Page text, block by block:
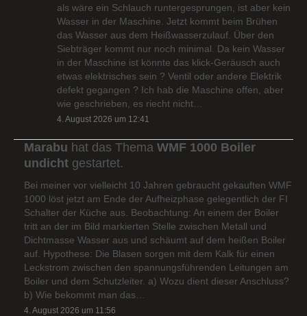
als wäre ein Schlauch runtergesprungen, ist aber kein
Wasser in der Maschine. Jetzt kommt beim Brühen
das Wasser aus dem Heißwasserzulauf. Über den
Siebträger kommt nur noch minimal. Da kein Wasser
in der Maschine ist könnte das klick-Geräusch auch
etwas elektrisches sein ? Ventil oder andere Elektrik
defekt gegangen ? Ich hab die Maschine offen, aber
wie geschrieben, es riecht nicht…
4. August 2026 um 12:41
Marabu hat das Thema WMF 1000 Boiler
undicht gestartet.
Bei meiner vor vielleicht 10 Jahren gebraucht gekauften WMF
1000 löst jetzt am Ende der Aufheizphase gelegentlich der FI
Schalter der Küche aus. Beobachtung: An einem der Boiler
tritt an der im Bild markierten Stelle zwischen Metall und
Dichtmasse Wasser aus und schäumt auf dem heißen Boiler
auf. Hypothese: Die Blasen sorgen mit dem Kalk für einen
Leckstrom zwischen den spannungsführenden Leitungen am
Boiler und dem Schutzleiter. a) Wozu dient dieser Anschluss?
b) Wie bekommt man das…
4. August 2026 um 11:56